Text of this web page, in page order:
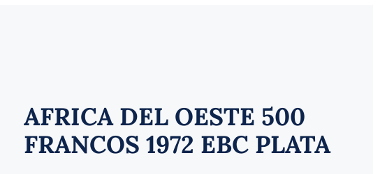
AFRICA DEL OESTE 500
FRANCOS 1972 EBC PLATA